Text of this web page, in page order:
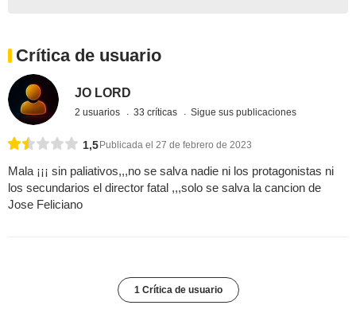
Crítica de usuario
JO LORD
2 usuarios 33 críticas Sigue sus publicaciones
1,5 Publicada el 27 de febrero de 2023
Mala ¡¡¡ sin paliativos,,,no se salva nadie ni los protagonistas ni
los secundarios el director fatal ,,,solo se salva la cancion de
Jose Feliciano
1 Crítica de usuario